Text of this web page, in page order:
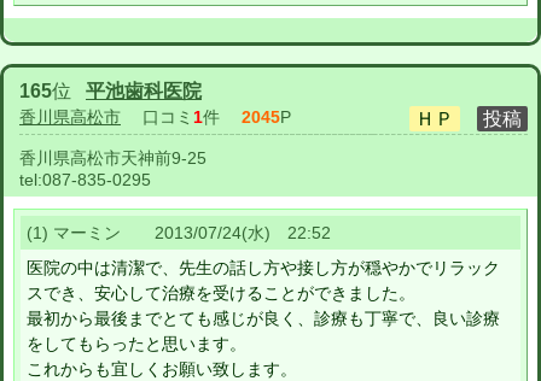
165位 平池歯科医院
香川県高松市 口コミ 1件 2045P
香川県高松市天神前9-25
tel:087-835-0295
(1) マーミン 2013/07/24(水) 22:52
医院の中は清潔で、先生の話し方や接し方が穏やかでリラック
スでき、安心して治療を受けることができました。
最初から最後までとても感じが良く、診療も丁寧で、良い診療
をしてもらったと思います。
これからも宜しくお願い致します。